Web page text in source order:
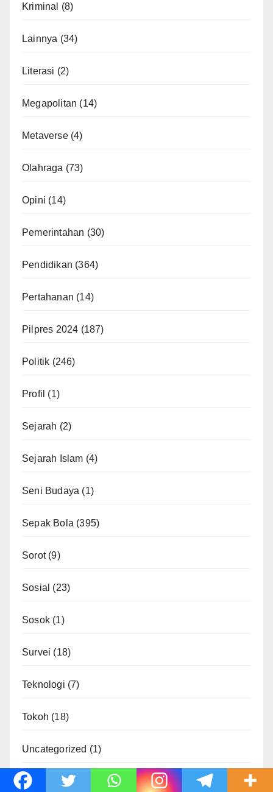
Kriminal (8)
Lainnya (34)
Literasi (2)
Megapolitan (14)
Metaverse(4)
Olahraga (73)
Opini (14)
Pemerintahan (30)
Pendidikan (364)
Pertahanan (14)
Pilpres 2024 (187)
Politik (246)
Profil (1)
Sejarah (2)
Sejarah Islam (4)
Seni Budaya (1)
Sepak Bola (395)
Sorot(9)
Sosial (23)
Sosok (1)
Survei (18)
Teknologi (7)
Tokoh (18)
Uncategorized (1)
Voli